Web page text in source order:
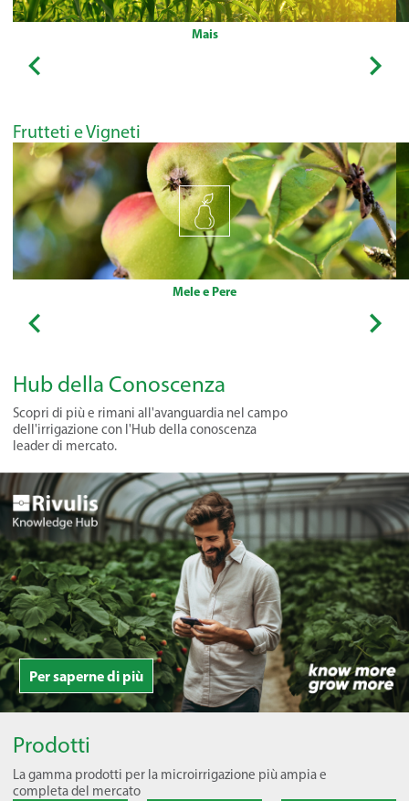
Mais
Frutteti e Vigneti
Mele e Pere
Hub della Conoscenza
Scopri di più e rimani all'avanguardia nel campo
dell'irrigazione con l'Hub della conoscenza
leader di mercato.
Per saperne di più
Prodotti
La gamma prodotti per la microirrigazione più ampia e
completa del mercato